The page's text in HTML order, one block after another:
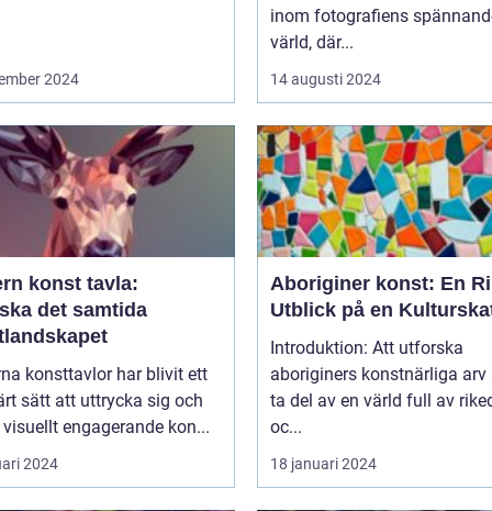
2024
inom fotografiens
värld, där...
14 augusti 2024
konst tavla:
det samtida
konsttavlor har blivit ett
sätt att uttrycka sig och
engagerande kon...
2024
Aboriginer konst: En
Utblick på en
Introduktion: Att utforska
aboriginers konstnärliga arv
ta del av en värld full av
oc...
18 januari 2024